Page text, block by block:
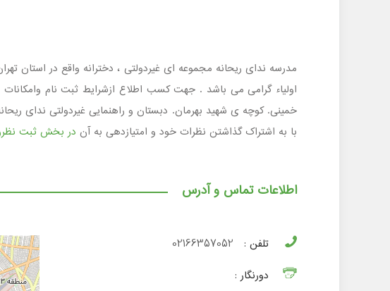
خمینی. کوچه ی شهید بهرمان. دبستان و راهنمایی غیردولتی ندای
با به اشتراک گذاشتن نظرات خود و امتیازدهی به آن در بخش ثبت نظرو
اطلاعات تماس و آدرس
تلفن :
02166357052
دورنگار :